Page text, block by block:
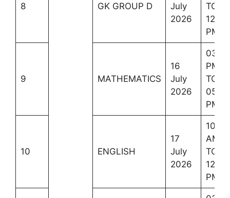
8 GK GROUP D
July
2026
TO
12:00
PM
9 MATHEMATICS
16
July
2026
PM
TO
05:30
PM
10 ENGLISH
17
July
2026
10:00
AM
TO
12:30
PM